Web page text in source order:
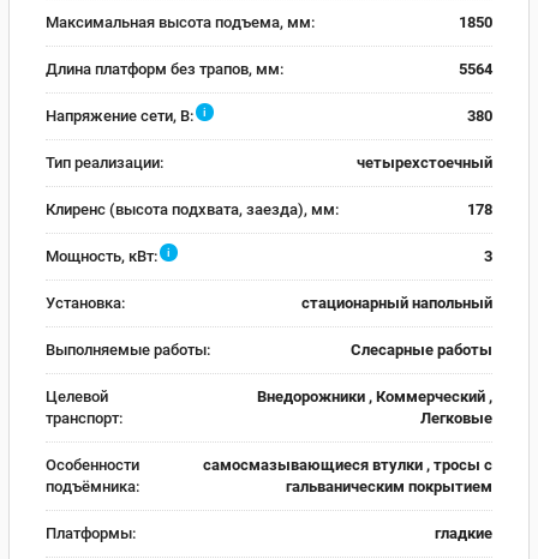
Максимальная высота подъема, мм: 1850
Длина платформ без трапов, мм: 5564
Напряжение сети, В: i 380
Тип реализации: четырехстоечный
Клиренс (высота подхвата, заезда), мм: 178
Мощность, кВт: i 3
Установка: стационарный напольный
Выполняемые работы: Слесарные работы
Целевой
транспорт:
Внедорожники , Коммерческий ,
Легковые
Особенности
подъёмника:
самосмазывающиеся втулки , тросы с
гальваническим покрытием
Платформы: гладкие